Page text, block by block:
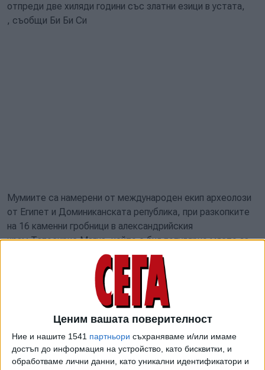
Ценим вашата поверителност
Ние и нашите 1541 партньори съхраняваме и/или имаме
достъп до информация на устройство, като бисквитки, и
обработваме лични данни, като уникални идентификатори и
отпреди две хиляди години със златни езици в устата,
, съобщи Би Би Си
Мумиите са намерени от международен екип археолози
от Египет и Доминиканската република, при разкопките
на 16 каменни гробници в александрийския
храм Тапосирис Магна, който е бил популярно място за
погребения през гръцкия и римския период. Самите
мумии практически не са оцелели, но в устите на някои
от тях са намерени амулети от златно фолио с формата
на езици. Древните египтяни вярвали, че това помага на
мъртвите, когато се изправят пред съда на владетеля
на отвъдното, бог Озирис.
Според ръководителя на разкопките, археологът от
университета в Санто Доминго Катлин Мартинес, върху